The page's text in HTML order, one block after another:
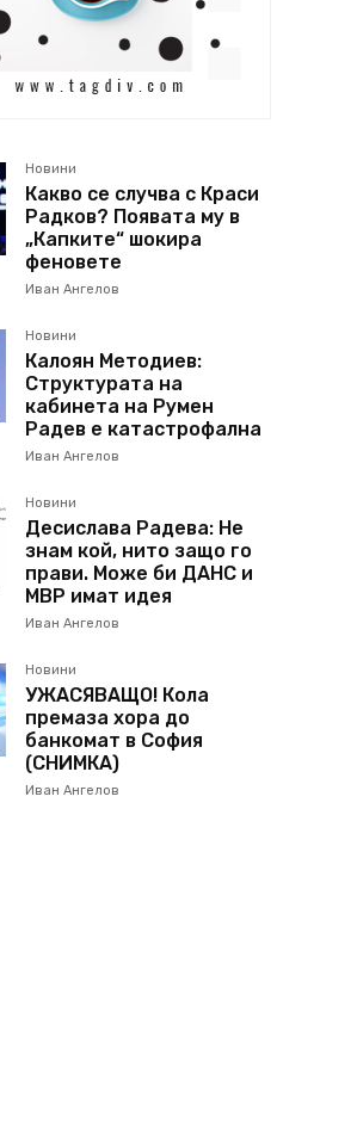
Новини
Какво се случва с Краси
Радков? Появата му в
„Капките“ шокира
феновете
Иван Ангелов
Новини
Калоян Методиев:
Структурата на
кабинета на Румен
Радев е катастрофална
Иван Ангелов
Новини
Десислава Радева: Не
знам кой, нито защо го
прави. Може би ДАНС и
МВР имат идея
Иван Ангелов
Новини
УЖАСЯВАЩО! Кола
премаза хора до
банкомат в София
(СНИМКА)
Иван Ангелов